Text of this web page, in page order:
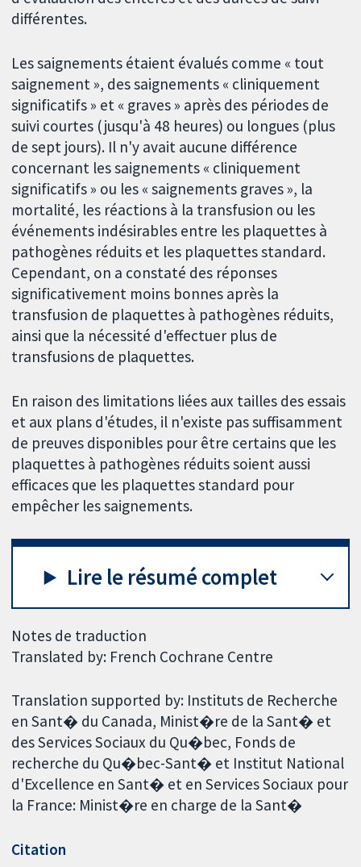
différentes.
Les saignements étaient évalués comme « tout
saignement », des saignements « cliniquement
significatifs » et « graves » après des périodes de
suivi courtes (jusqu'à 48 heures) ou longues (plus
de sept jours). Il n'y avait aucune différence
concernant les saignements « cliniquement
significatifs » ou les « saignements graves », la
mortalité, les réactions à la transfusion ou les
événements indésirables entre les plaquettes à
pathogènes réduits et les plaquettes standard.
Cependant, on a constaté des réponses
significativement moins bonnes après la
transfusion de plaquettes à pathogènes réduits,
ainsi que la nécessité d'effectuer plus de
transfusions de plaquettes.
En raison des limitations liées aux tailles des essais
et aux plans d'études, il n'existe pas suffisamment
de preuves disponibles pour être certains que les
plaquettes à pathogènes réduits soient aussi
efficaces que les plaquettes standard pour
empêcher les saignements.
Lire le résumé complet
Notes de traduction
Translated by: French Cochrane Centre
Translation supported by: Instituts de Recherche
en Sant� du Canada, Minist�re de la Sant� et
des Services Sociaux du Qu�bec, Fonds de
recherche du Qu�bec-Sant� et Institut National
d'Excellence en Sant� et en Services Sociaux pour
la France: Minist�re en charge de la Sant�
Citation